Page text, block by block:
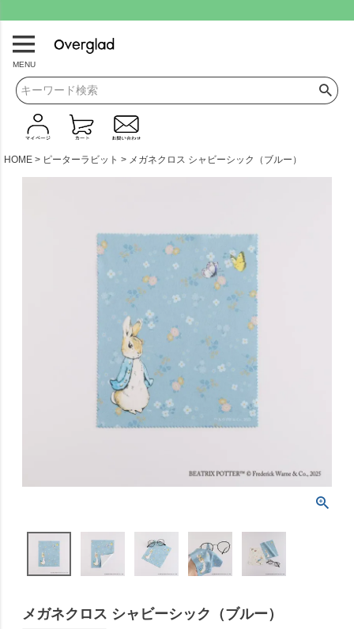
MENU
HOME ピーターラビット メガネクロス シャビーシック（ブルー）
メガネクロス シャビーシック（ブルー）